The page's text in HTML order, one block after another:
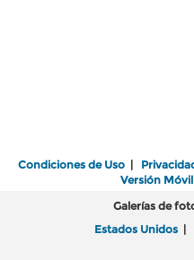
Condiciones de Uso |
Versión Móvil
Galerías de
Estados Unidos |